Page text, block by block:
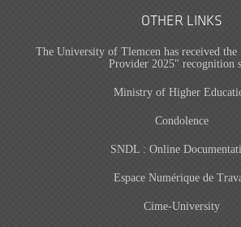
OTHER LINKS
The University of Tlemcen has received
Provider 2025" recognition
Ministry of Higher
Condolence
SNDL : Online
Espace Numérique de
Cime-University